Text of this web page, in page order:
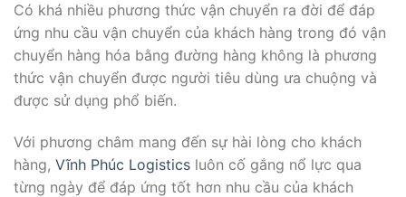
Có khá nhiều phương thức vận chuyển ra đời để đáp
ứng nhu cầu vận chuyển của khách hàng trong đó vận
chuyển hàng hóa bằng đường hàng không là phương
thức vận chuyển được người tiêu dùng ưa chuộng và
được sử dụng phổ biến.
Với phương châm mang đến sự hài lòng cho khách
hàng, Vĩnh Phúc Logistics luôn cố gắng nổ lực qua
từng ngày để đáp ứng tốt hơn nhu cầu của khách